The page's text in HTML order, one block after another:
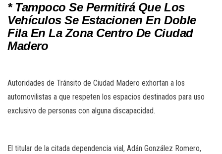
* Tampoco Se Permitirá Que Los
Vehículos Se Estacionen En Doble
Fila En La Zona Centro De Ciudad
Madero
Autoridades de Tránsito de Ciudad Madero exhortan a los
automovilistas a que respeten los espacios destinados para uso
exclusivo de personas con alguna discapacidad.
El titular de la citada dependencia vial, Adán González Romero,